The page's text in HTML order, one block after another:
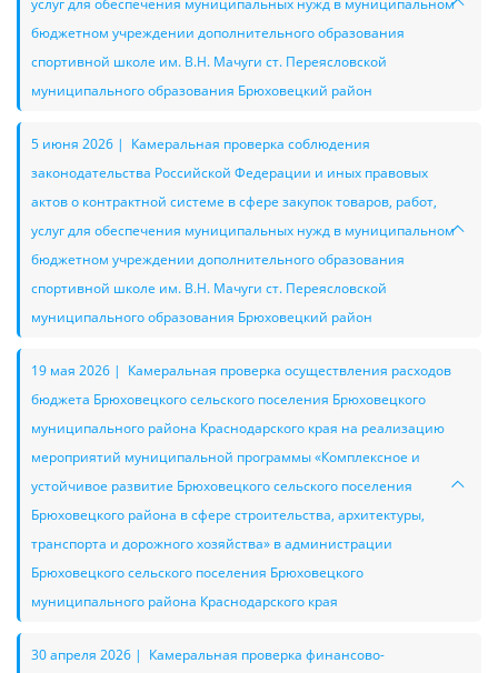
бюджетном учреждении дополнительного образования
спортивной школе им. В.Н. Мачуги ст. Переясловской
муниципального образования Брюховецкий район
5 июня 2026 | Камеральная проверка соблюдения
законодательства Российской Федерации и иных правовых
актов о контрактной системе в сфере закупок товаров, работ,
услуг для обеспечения муниципальных нужд в муниципальном
бюджетном учреждении дополнительного образования
спортивной школе им. В.Н. Мачуги ст. Переясловской
муниципального образования Брюховецкий район
19 мая 2026 | Камеральная проверка осуществления расходов
бюджета Брюховецкого сельского поселения Брюховецкого
муниципального района Краснодарского края на реализацию
мероприятий муниципальной программы «Комплексное и
устойчивое развитие Брюховецкого сельского поселения
Брюховецкого района в сфере строительства, архитектуры,
транспорта и дорожного хозяйства» в администрации
Брюховецкого сельского поселения Брюховецкого
муниципального района Краснодарского края
30 апреля 2026 | Камеральная проверка финансово-